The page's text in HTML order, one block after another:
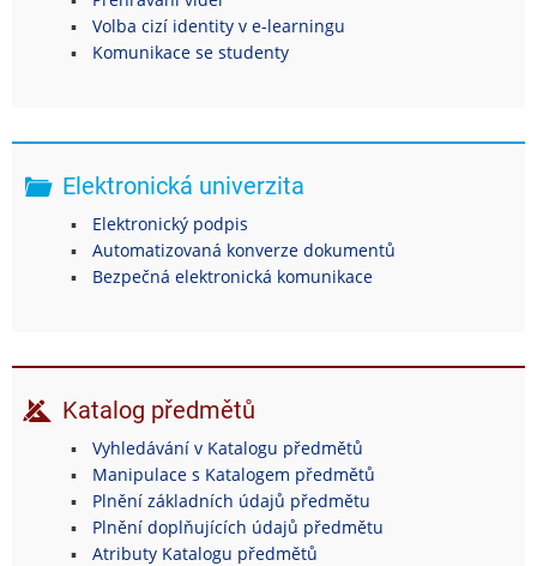
Volba cizí identity v e-learningu
Komunikace se studenty
Elektronická univerzita
Elektronický podpis
Automatizovaná konverze dokumentů
Bezpečná elektronická komunikace
Katalog předmětů
Vyhledávání v Katalogu předmětů
Manipulace s Katalogem předmětů
Plnění základních údajů předmětu
Plnění doplňujících údajů předmětu
Atributy Katalogu předmětů